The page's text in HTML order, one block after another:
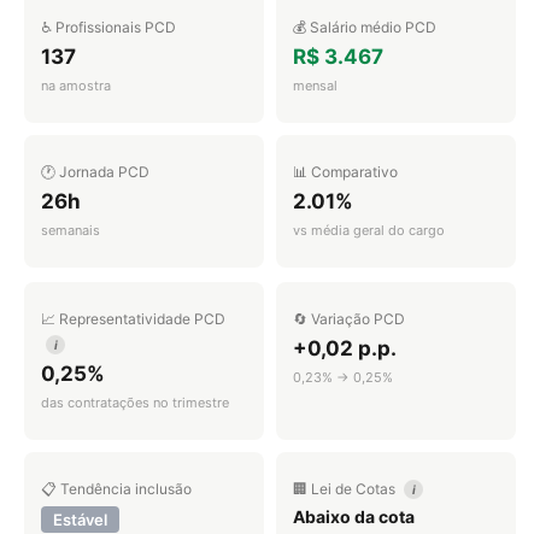
♿ Profissionais PCD
137
na amostra
💰 Salário médio PCD
R$ 3.467
mensal
🕐 Jornada PCD
26h
semanais
📊 Comparativo
2.01%
vs média geral do cargo
📈 Representatividade PCD
i
0,25%
das contratações no trimestre
🔄 Variação PCD
+0,02 p.p.
0,23% → 0,25%
📋 Tendência inclusão
Estável
🏢 Lei de Cotas i
Abaixo da cota